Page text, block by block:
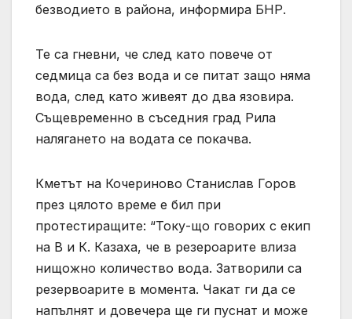
безводието в района, информира БНР.
Те са гневни, че след като повече от
седмица са без вода и се питат защо няма
вода, след като живеят до два язовира.
Същевременно в съседния град Рила
налягането на водата се покачва.
Кметът на Кочериново Станислав Горов
през цялото време е бил при
протестиращите: “Току-що говорих с екип
на В и К. Казаха, че в резероарите влиза
нищожно количество вода. Затворили са
резервоарите в момента. Чакат ги да се
напълнят и довечера ще ги пуснат и може